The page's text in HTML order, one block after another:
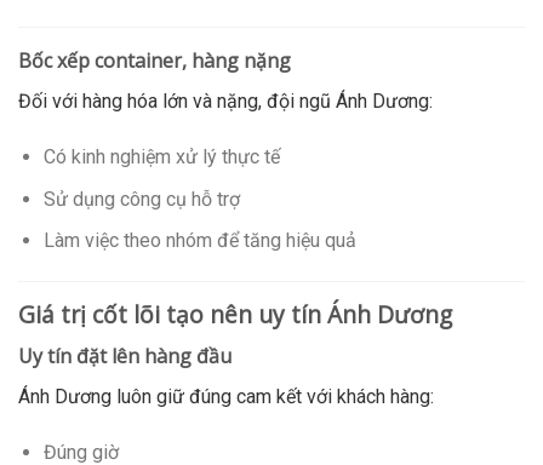
Bốc xếp container, hàng nặng
Đối với hàng hóa lớn và nặng, đội ngũ Ánh Dương:
Có kinh nghiệm xử lý thực tế
Sử dụng công cụ hỗ trợ
Làm việc theo nhóm để tăng hiệu quả
Giá trị cốt lõi tạo nên uy tín Ánh Dương
Uy tín đặt lên hàng đầu
Ánh Dương luôn giữ đúng cam kết với khách hàng:
Đúng giờ